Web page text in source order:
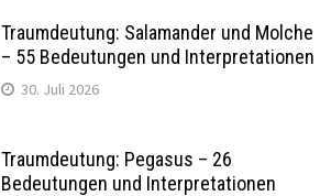
Traumdeutung: Salamander und Molche
– 55 Bedeutungen und Interpretationen
30. Juli 2026
Traumdeutung: Pegasus – 26
Bedeutungen und Interpretationen